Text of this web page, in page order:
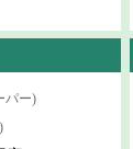
パー)